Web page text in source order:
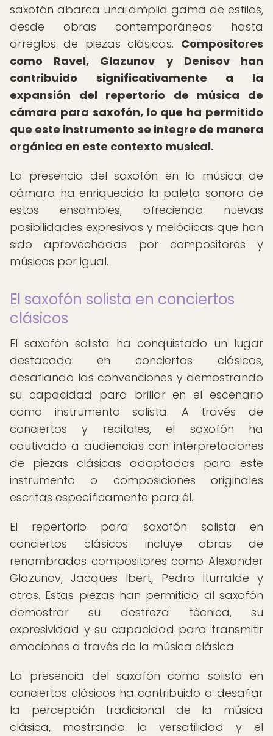
saxofón abarca una amplia gama de estilos,
desde obras contemporáneas hasta
arreglos de piezas clásicas. Compositores
como Ravel, Glazunov y Denisov han
contribuido significativamente a la
expansión del repertorio de música de
cámara para saxofón, lo que ha permitido
que este instrumento se integre de manera
orgánica en este contexto musical.
La presencia del saxofón en la música de
cámara ha enriquecido la paleta sonora de
estos ensambles, ofreciendo nuevas
posibilidades expresivas y melódicas que han
sido aprovechadas por compositores y
músicos por igual.
El saxofón solista en conciertos
clásicos
El saxofón solista ha conquistado un lugar
destacado en conciertos clásicos,
desafiando las convenciones y demostrando
su capacidad para brillar en el escenario
como instrumento solista. A través de
conciertos y recitales, el saxofón ha
cautivado a audiencias con interpretaciones
de piezas clásicas adaptadas para este
instrumento o composiciones originales
escritas específicamente para él.
El repertorio para saxofón solista en
conciertos clásicos incluye obras de
renombrados compositores como Alexander
Glazunov, Jacques Ibert, Pedro Iturralde y
otros. Estas piezas han permitido al saxofón
demostrar su destreza técnica, su
expresividad y su capacidad para transmitir
emociones a través de la música clásica.
La presencia del saxofón como solista en
conciertos clásicos ha contribuido a desafiar
la percepción tradicional de la música
clásica, mostrando la versatilidad y el